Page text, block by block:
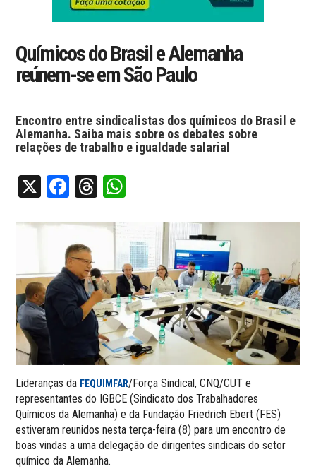
Químicos do Brasil e Alemanha
reúnem-se em São Paulo
Encontro entre sindicalistas dos químicos do Brasil e
Alemanha. Saiba mais sobre os debates sobre
relações de trabalho e igualdade salarial
X Facebook
Threads
Lideranças da FEQUIMFAR/Força Sindical, CNQ/CUT e
representantes do IGBCE (Sindicato dos Trabalhadores
Químicos da Alemanha) e da Fundação Friedrich Ebert (FES)
estiveram reunidos nesta terça-feira (8) para um encontro de
boas vindas a uma delegação de dirigentes sindicais do setor
químico da Alemanha.